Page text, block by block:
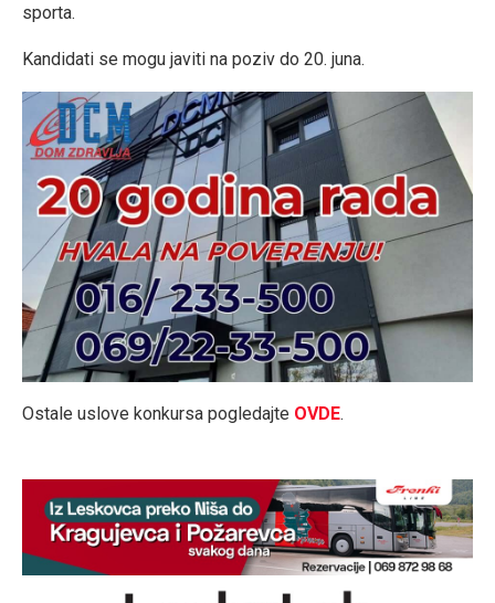
sporta.
Kandidati se mogu javiti na poziv do 20. juna.
Ostale uslove konkursa pogledajte OVDE.